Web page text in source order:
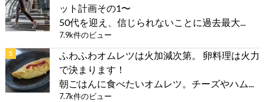
ット計画その1〜
50代を迎え、信じられないことに過去最大...
7.9k件のビュー
ふわふわオムレツは火加減次第。 卵料理は火力
で決まります！
朝ごはんに食べたいオムレツ。チーズやハム...
7.7k件のビュー